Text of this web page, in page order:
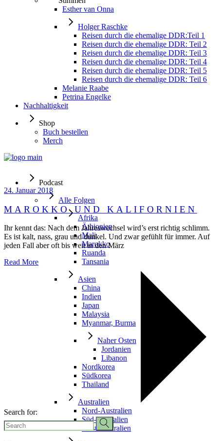
Esther van Onna
Holger Raschke
Reisen durch die ehemalige DDR:Teil 1
Reisen durch die ehemalige DDR: Teil 2
Reisen durch die ehemalige DDR: Teil 3
Reisen durch die ehemalige DDR: Teil 4
Reisen durch die ehemalige DDR: Teil 5
Reisen durch die ehemalige DDR: Teil 6
Melanie Raabe
Petrina Engelke
Nachhaltigkeit
Shop
Buch bestellen
Merch
Podcast
Alle Folgen
Afrika
Äthiopien
Mali
Marokko
Ruanda
Tansania
Asien
China
Indien
Japan
Malaysia
Myanmar, Burma
Naher Osten
Jordanien
Libanon
Nordkorea
Südkorea
Thailand
Australien
Nord-Australien
Süd-Australien
West-Australien
24. Januar 2018
MAROKKO UND KALIFORNIEN
Ihr kennt das: Nach dem Jahreswechsel wird’s erst richtig schlimm.
Es ist kalt, nass, grau und dunkel. Und zwar gefühlt für immer. Auf
jeden Fall aber oft bis weit in den März
Read More
Search for: